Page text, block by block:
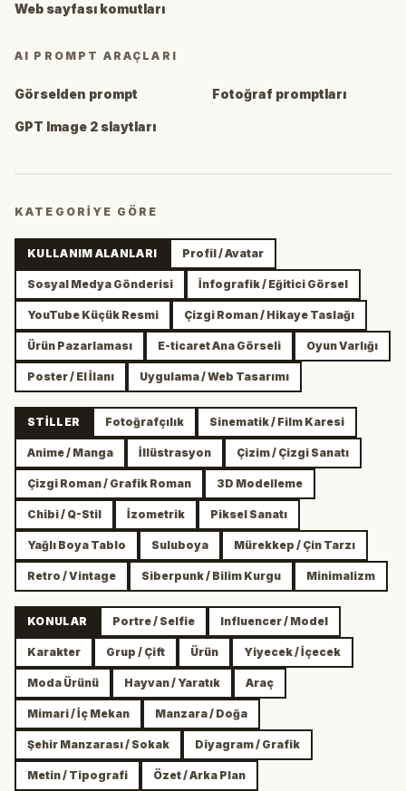
Web sayfası komutları
AI PROMPT ARAÇLARI
Görselden prompt Fotoğraf promptları
GPT Image 2 slaytları
KATEGORIYE GÖRE
KULLANIM ALANLARI Profil / Avatar
Sosyal Medya Gönderisi İnfografik / Eğitici Görsel
YouTube Küçük Resmi Çizgi Roman / Hikaye Taslağı
Ürün Pazarlaması E-ticaret Ana Görseli Oyun Varlığı
Poster / El İlanı Uygulama / Web Tasarımı
STILLER Fotoğrafçılık Sinematik / Film Karesi
Anime / Manga İllüstrasyon Çizim / Çizgi Sanatı
Çizgi Roman / Grafik Roman 3D Modelleme
Chibi / Q-Stil İzometrik Piksel Sanatı
Yağlı Boya Tablo Suluboya Mürekkep / Çin Tarzı
Retro / Vintage Siberpunk / Bilim Kurgu Minimalizm
KONULAR Portre / Selfie Influencer / Model
Karakter Grup / Çift Ürün Yiyecek / İçecek
Moda Ürünü Hayvan / Yaratık Araç
Mimari / İç Mekan Manzara / Doğa
Şehir Manzarası / Sokak Diyagram / Grafik
Metin / Tipografi Özet / Arka Plan